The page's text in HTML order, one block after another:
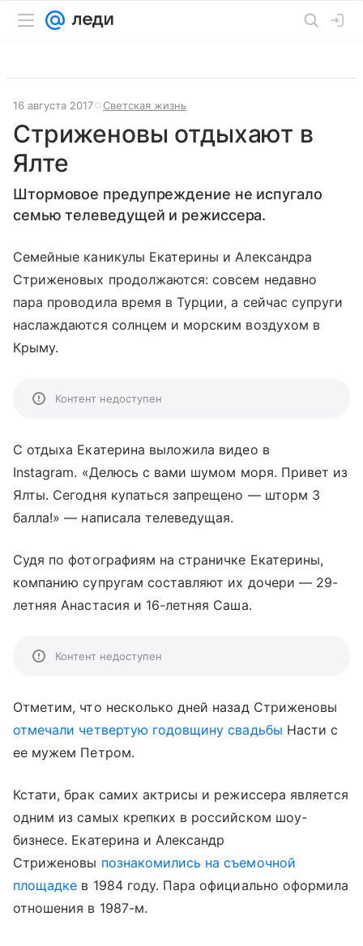
16 августа 2017 Светская жизнь
Стриженовы отдыхают в
Ялте
Штормовое предупреждение не испугало
семью телеведущей и режиссера.
Семейные каникулы Екатерины и Александра
Стриженовых продолжаются: совсем недавно
пара проводила время в Турции, а сейчас супруги
наслаждаются солнцем и морским воздухом в
Крыму.
Контент недоступен
С отдыха Екатерина выложила видео в
Instagram. «Делюсь с вами шумом моря. Привет из
Ялты. Сегодня купаться запрещено — шторм 3
балла!» — написала телеведущая.
Судя по фотографиям на страничке Екатерины,
компанию супругам составляют их дочери — 29-
летняя Анастасия и 16-летняя Саша.
Контент недоступен
Отметим, что несколько дней назад Стриженовы
отмечали четвертую годовщину свадьбы Насти с
ее мужем Петром.
Кстати, брак самих актрисы и режиссера является
одним из самых крепких в российском шоу-
бизнесе. Екатерина и Александр
Стриженовы познакомились на съемочной
площадке в 1984 году. Пара официально оформила
отношения в 1987-м.